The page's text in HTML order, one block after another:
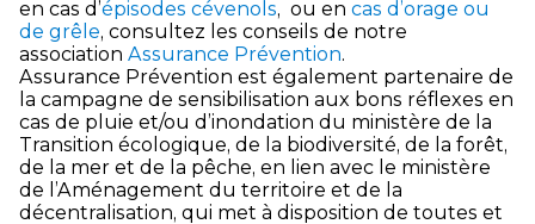
en cas d’épisodes cévenols, ou en cas d’orage ou
de grêle, consultez les conseils de notre
association Assurance Prévention.
Assurance Prévention est également partenaire de
la campagne de sensibilisation aux bons réflexes en
cas de pluie et/ou d’inondation du ministère de la
Transition écologique, de la biodiversité, de la forêt,
de la mer et de la pêche, en lien avec le ministère
de l’Aménagement du territoire et de la
décentralisation, qui met à disposition de toutes et